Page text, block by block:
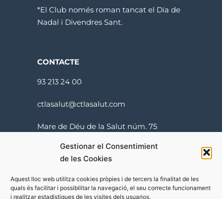
Gestionar el Consentimient
de les Cookies
Aquest lloc web utilitza cookies pròpies i de tercers la finalitat de les
quals és facilitar i possibilitar la navegació, el seu correcte funcionament
i realitzar estadístiques de les visites dels usuarios.
*El Club només roman tancat el Dia de
Nadal i Divendres Sant.
CONTACTE
93 213 24 00
ctlasalut@ctlasalut.com
Mare de Déu de la Salut núm. 75